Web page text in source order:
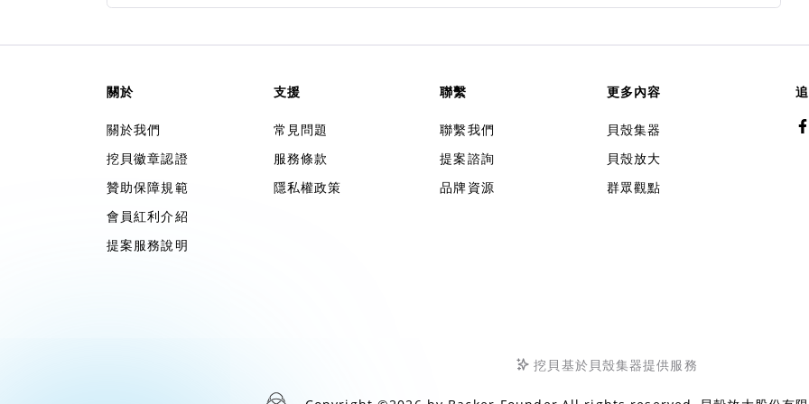
關於
關於我們
挖貝徽章認證
贊助保障規範
會員紅利介紹
提案服務說明
支援
常見問題
服務條款
隱私權政策
聯繫
聯繫我們
提案諮詢
品牌資源
更多內容
貝殼集器
貝殼放大
群眾觀點
挖貝基於貝殼集器提供服務